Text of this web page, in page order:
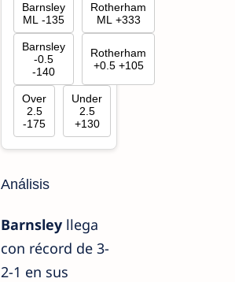
Barnsley
ML -135
Rotherham
ML +333
Barnsley
-0.5
-140
Rotherham
+0.5 +105
Over
2.5
-175
Under
2.5
+130
Análisis
Barnsley llega
con récord de 3-
2-1 en sus